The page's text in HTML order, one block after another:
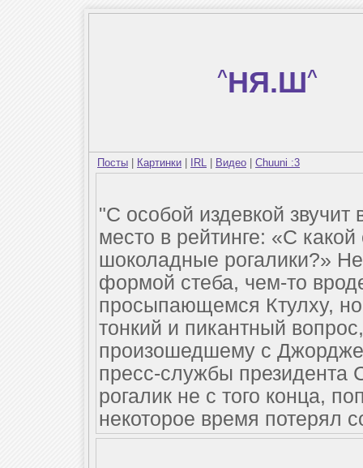
^НЯ.Ш^
Посты Картинки IRL Видео Chuuni :3
"С особой издевкой
место в рейтинге: «С
шоколадные рогалики?»
формой стеба, чем-то
просыпающемся Ктулху,
тонкий и пикантный
произошедшему с
пресс-службы
рогалик не с того конца,
некоторое время потерял